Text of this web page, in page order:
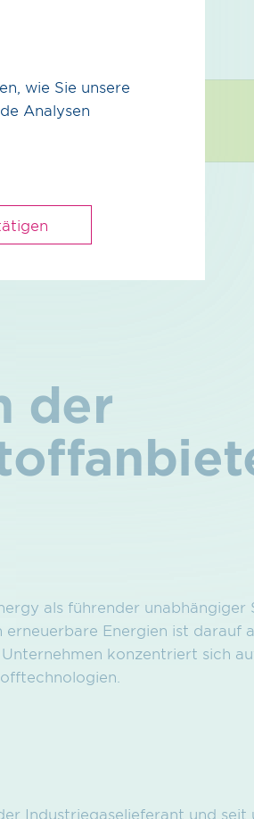
der
als führender
Energien ist darauf
konzentriert sich
Industriegaselieferant und
wie Sie unsere
Analysen